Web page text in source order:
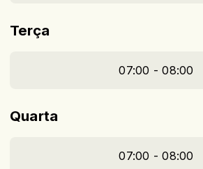
Terça
07:00 - 08:00
Quarta
07:00 - 08:00